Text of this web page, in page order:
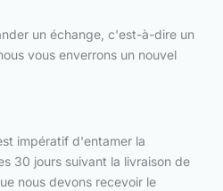
un échange, c'est-à-dire un
vous enverrons un nouvel
impératif d'entamer la
30 jours suivant la livraison de
nous devons recevoir le